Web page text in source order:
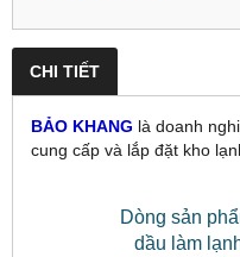
CHI TIẾT
BẢO KHANG là doanh
cung cấp và lắp đặt kho
Dòng sản
dầu làm